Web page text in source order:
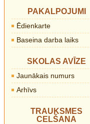
PAKALPOJUMI
Ēdienkarte
Baseina darba laiks
SKOLAS AVĪZE
Jaunākais numurs
Arhīvs
TRAUKSMES
CELŠANA